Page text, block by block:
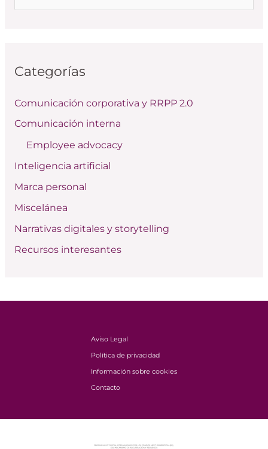
a
p
o
:
Categorías
Comunicación corporativa y RRPP 2.0
Comunicación interna
Employee advocacy
Inteligencia artificial
Marca personal
Miscelánea
Narrativas digitales y storytelling
Recursos interesantes
Aviso Legal
Política de privacidad
Información sobre cookies
Contacto